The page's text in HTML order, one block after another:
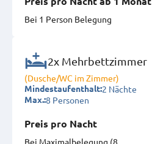
Bei 1 Person Belegung
2x Mehrbettzimmer
(Dusche/WC im Zimmer)
Mindestaufenthalt:2 Nächte
Max.:8 Personen
Preis pro Nacht
Bei Maximal­belegung (8